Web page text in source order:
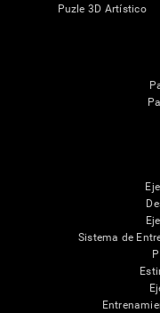
Puzle 3D Artístico
Sistema de